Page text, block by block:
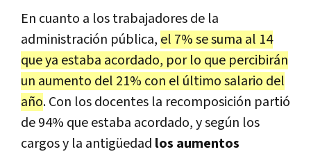
En cuanto a los trabajadores de la
administración pública, el 7% se suma al 14
que ya estaba acordado, por lo que percibirán
un aumento del 21% con el último salario del
año. Con los docentes la recomposición partió
de 94% que estaba acordado, y según los
cargos y la antigüedad los aumentos